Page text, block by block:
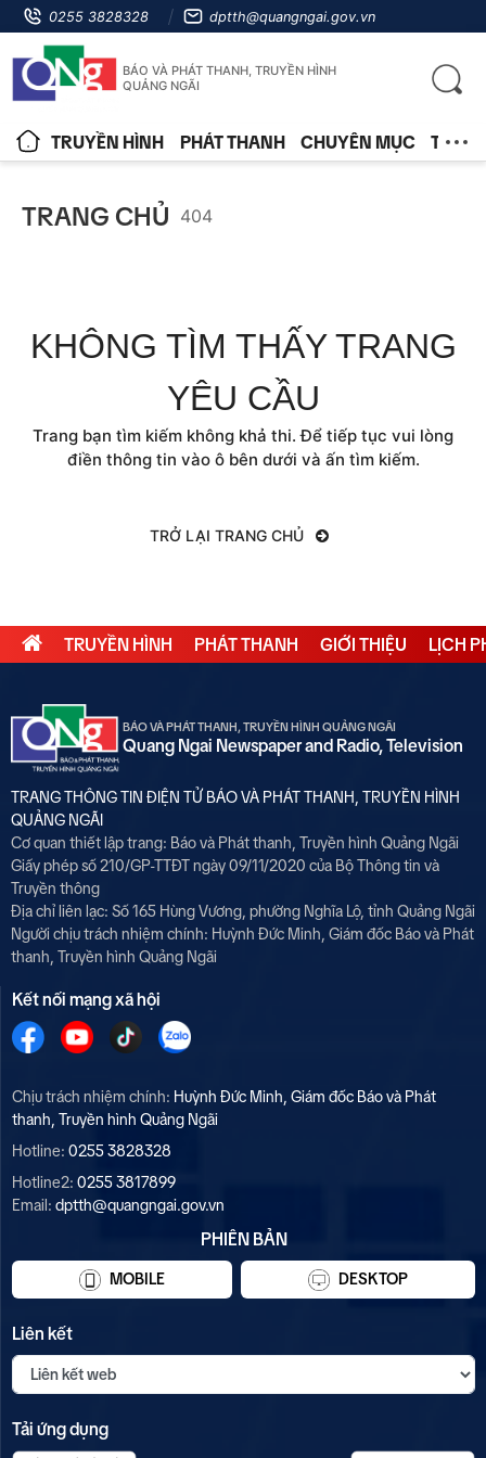
0255 3828328 dptth@quangngai.gov.vn
BÁO VÀ PHÁT THANH, TRUYỀN HÌNH
QUẢNG NGÃI
TRUYỀN HÌNH PHÁT THANH CHUYÊN MỤC TIN
TRANG CHỦ 404
KHÔNG TÌM THẤY TRANG
YÊU CẦU
Trang bạn tìm kiếm không khả thi. Để tiếp tục vui lòng
điền thông tin vào ô bên dưới và ấn tìm kiếm.
TRỞ LẠI TRANG CHỦ
TRUYỀN HÌNH PHÁT THANH GIỚI THIỆU LỊCH
BÁO VÀ PHÁT THANH, TRUYỀN HÌNH QUẢNG NGÃI
Quang Ngai Newspaper and Radio, Television
TRANG THÔNG TIN ĐIỆN TỬ BÁO VÀ PHÁT THANH, TRUYỀN HÌNH
QUẢNG NGÃI
Cơ quan thiết lập trang: Báo và Phát thanh, Truyền hình Quảng Ngãi
Giấy phép số 210/GP-TTĐT ngày 09/11/2020 của Bộ Thông tin và
Truyền thông
Địa chỉ liên lạc: Số 165 Hùng Vương, phường Nghĩa Lộ, tỉnh Quảng Ngãi
Người chịu trách nhiệm chính: Huỳnh Đức Minh, Giám đốc Báo và Phát
thanh, Truyền hình Quảng Ngãi
Kết nối mạng xã hội
Chịu trách nhiệm chính: Huỳnh Đức Minh, Giám đốc Báo và Phát
thanh, Truyền hình Quảng Ngãi
Hotline: 0255 3828328
Hotline2: 0255 3817899
Email: dptth@quangngai.gov.vn
PHIÊN BẢN
MOBILE DESKTOP
Liên kết
Tải ứng dụng